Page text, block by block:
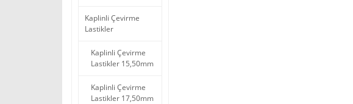
Kaplinli Çevirme
Lastikler
Kaplinli Çevirme
Lastikler 15,50mm
Kaplinli Çevirme
Lastikler 17,50mm